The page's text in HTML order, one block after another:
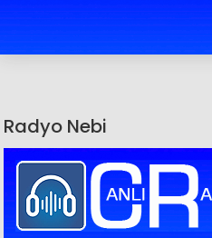
Radyo Nebi